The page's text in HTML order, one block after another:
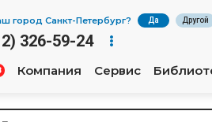
город Санкт-Петербург? Да Другой
326-59-24
Компания Сервис